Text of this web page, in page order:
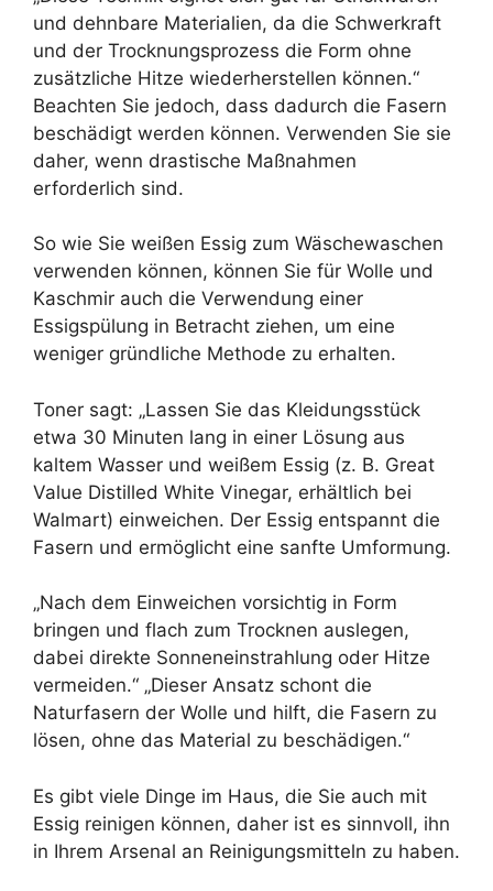
und dehnbare Materialien, da die Schwerkraft
und der Trocknungsprozess die Form ohne
zusätzliche Hitze wiederherstellen können.“
Beachten Sie jedoch, dass dadurch die Fasern
beschädigt werden können. Verwenden Sie sie
daher, wenn drastische Maßnahmen
erforderlich sind.
So wie Sie weißen Essig zum Wäschewaschen
verwenden können, können Sie für Wolle und
Kaschmir auch die Verwendung einer
Essigspülung in Betracht ziehen, um eine
weniger gründliche Methode zu erhalten.
Toner sagt: „Lassen Sie das Kleidungsstück
etwa 30 Minuten lang in einer Lösung aus
kaltem Wasser und weißem Essig (z. B. Great
Value Distilled White Vinegar, erhältlich bei
Walmart) einweichen. Der Essig entspannt die
Fasern und ermöglicht eine sanfte Umformung.
„Nach dem Einweichen vorsichtig in Form
bringen und flach zum Trocknen auslegen,
dabei direkte Sonneneinstrahlung oder Hitze
vermeiden.“ „Dieser Ansatz schont die
Naturfasern der Wolle und hilft, die Fasern zu
lösen, ohne das Material zu beschädigen.“
Es gibt viele Dinge im Haus, die Sie auch mit
Essig reinigen können, daher ist es sinnvoll, ihn
in Ihrem Arsenal an Reinigungsmitteln zu haben.